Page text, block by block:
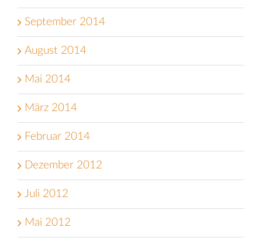
September 2014
August 2014
Mai 2014
März 2014
Februar 2014
Dezember 2012
Juli 2012
Mai 2012